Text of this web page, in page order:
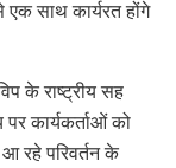
एक साथ कार्यरत होंगे
के राष्ट्रीय सह
कार्यकर्ताओं को
रहे परिवर्तन के